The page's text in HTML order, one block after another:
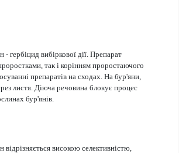
гербіцид вибіркової дії. Препарат
так і корінням проростаючого
препаратів на сходах. На бур'яни,
листя. Діюча речовина блокує процес
бур'янів.
високою селективністю,